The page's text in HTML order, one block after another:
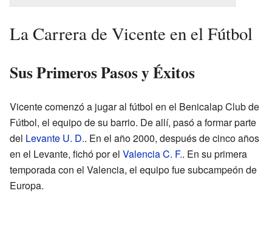
La Carrera de Vicente en el Fútbol
Sus Primeros Pasos y Éxitos
Vicente comenzó a jugar al fútbol en el Benicalap Club de
Fútbol, el equipo de su barrio. De allí, pasó a formar parte
del Levante U. D.. En el año 2000, después de cinco años
en el Levante, fichó por el Valencia C. F.. En su primera
temporada con el Valencia, el equipo fue subcampeón de
Europa.